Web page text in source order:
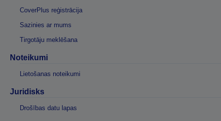
CoverPlus reģistrācija
Sazinies ar mums
Tirgotāju meklēšana
Noteikumi
Lietošanas noteikumi
Juridisks
Drošības datu lapas